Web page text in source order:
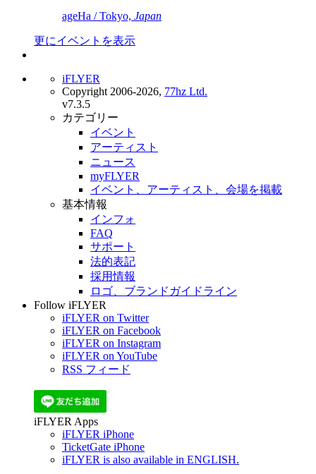
ageHa / Tokyo, Japan
更にイベントを表示
iFLYER
Copyright 2006-2026, 77hz Ltd.
v7.3.5
カテゴリー
イベント
アーティスト
ニュース
myFLYER
イベント、アーティスト、会場を掲載
基本情報
インフォ
FAQ
サポート
法的表記
採用情報
ロゴ、ブランドガイドライン
Follow iFLYER
iFLYER on Twitter
iFLYER on Facebook
iFLYER on Instagram
iFLYER on YouTube
RSS フィード
iFLYER Apps
iFLYER iPhone
TicketGate iPhone
iFLYER is also available in ENGLISH.